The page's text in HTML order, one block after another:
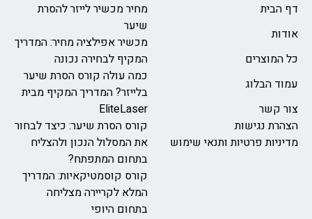
דף הבית
אודות
כל המוצרים
עמוד הבלוג
צור קשר
הצהרת נגישות
מדיניות פרטיות ותנאי שימוש
מחיר מכשיר לייזר להסרת
שיער
מכשיר אפילציה מחיר: המדריך
המקיף לבחירה נכונה
כמה עולה קורס הסרת שיער
בלייזר? המדריך המקיף מבית
EliteLaser
קורס הסרת שיער: כיצד לבחור
את המסלול הנכון ולהצליח
בתחום המתפתח?
קורס קוסמטיקאיות: המדריך
המלא לקריירה מצליחה
בתחום היופי